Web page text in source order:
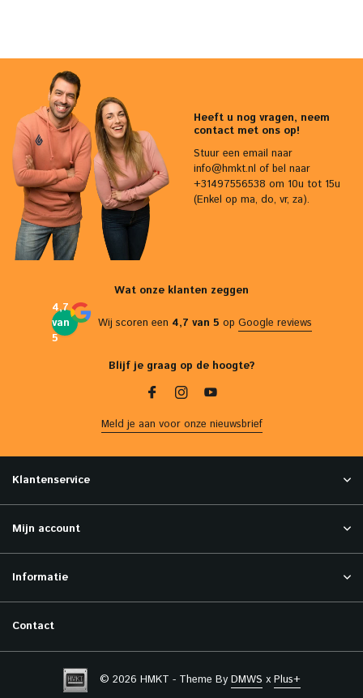
Heeft u nog vragen, neem
contact met ons op!
Stuur een email naar
info@hmkt.nl of bel naar
+31497556538 om 10u tot 15u
(Enkel op ma, do, vr, za).
Wat onze klanten zeggen
4,7
van
5
Wij scoren een 4,7 van 5 op Google reviews
Blijf je graag op de hoogte?
Meld je aan voor onze nieuwsbrief
Klantenservice
Mijn account
Informatie
Contact
© 2026 HMKT - Theme By DMWS x Plus+